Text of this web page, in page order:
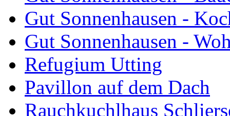
Gut Sonnenhausen -
Gut Sonnenhausen -
Refugium Utting
Pavillon auf dem Dach
Rauchkuchlhaus